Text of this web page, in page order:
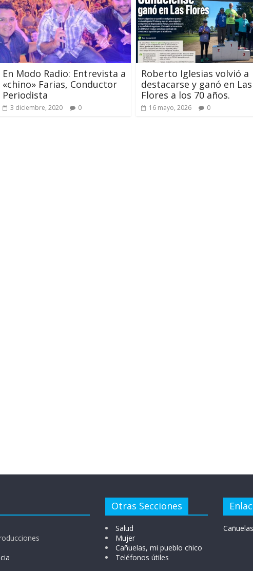
En Modo Radio: Entrevista a
«chino» Farias, Conductor
Periodista
3 diciembre, 2020 0
Roberto Iglesias volvió a
destacarse y ganó en Las
Flores a los 70 años.
16 mayo, 2026 0
Otras Secciones
Salud
Mujer
Cañuelas, mi pueblo chico
Teléfonos útiles